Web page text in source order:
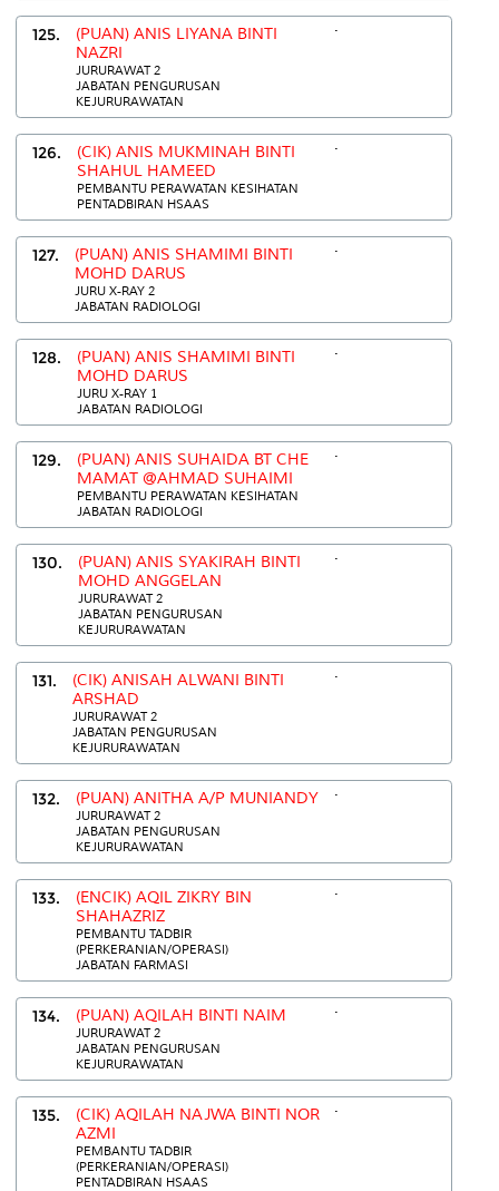
125.
(PUAN) ANIS LIYANA BINTI
NAZRI
JURURAWAT 2
JABATAN PENGURUSAN
KEJURURAWATAN
.
126.
(CIK) ANIS MUKMINAH BINTI
SHAHUL HAMEED
PEMBANTU PERAWATAN KESIHATAN
PENTADBIRAN HSAAS
.
127.
(PUAN) ANIS SHAMIMI BINTI
MOHD DARUS
JURU X-RAY 2
JABATAN RADIOLOGI
.
128.
(PUAN) ANIS SHAMIMI BINTI
MOHD DARUS
JURU X-RAY 1
JABATAN RADIOLOGI
.
129.
(PUAN) ANIS SUHAIDA BT CHE
MAMAT @AHMAD SUHAIMI
PEMBANTU PERAWATAN KESIHATAN
JABATAN RADIOLOGI
.
130.
(PUAN) ANIS SYAKIRAH BINTI
MOHD ANGGELAN
JURURAWAT 2
JABATAN PENGURUSAN
KEJURURAWATAN
.
131.
(CIK) ANISAH ALWANI BINTI
ARSHAD
JURURAWAT 2
JABATAN PENGURUSAN
KEJURURAWATAN
.
132. (PUAN) ANITHA A/P MUNIANDY
JURURAWAT 2
JABATAN PENGURUSAN
KEJURURAWATAN
.
133.
(ENCIK) AQIL ZIKRY BIN
SHAHAZRIZ
PEMBANTU TADBIR
(PERKERANIAN/OPERASI)
JABATAN FARMASI
.
134. (PUAN) AQILAH BINTI NAIM
JURURAWAT 2
JABATAN PENGURUSAN
KEJURURAWATAN
.
135.
(CIK) AQILAH NAJWA BINTI NOR
AZMI
PEMBANTU TADBIR
(PERKERANIAN/OPERASI)
PENTADBIRAN HSAAS
.